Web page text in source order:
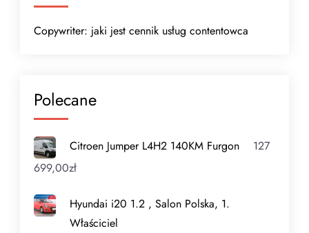
Copywriter: jaki jest cennik usług contentowca
Polecane
Citroen Jumper L4H2 140KM Furgon
127
699,00zł
Hyundai i20 1.2 , Salon Polska, 1.
Właściciel